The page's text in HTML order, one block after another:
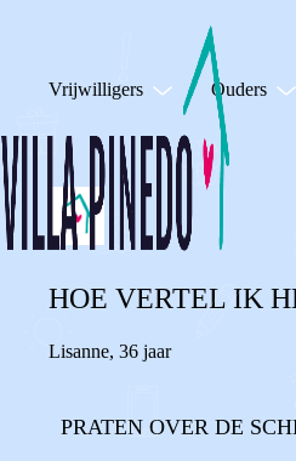
Vrijwilligers Ouders
HOE VERTEL IK
Lisanne, 36 jaar
PRATEN OVER DE